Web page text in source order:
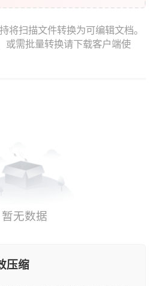
将扫描文件转换为可编辑文档。
或需批量转换请下载客户端使
暂无数据
压缩